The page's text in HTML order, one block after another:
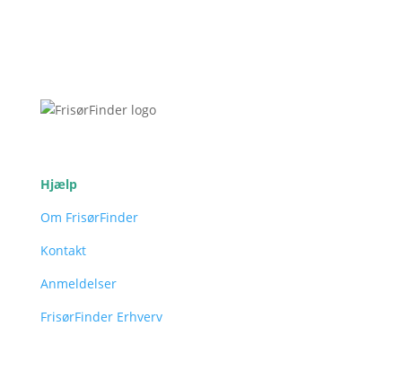
Hjælp
Om FrisørFinder
Kontakt
Anmeldelser
FrisørFinder Erhverv